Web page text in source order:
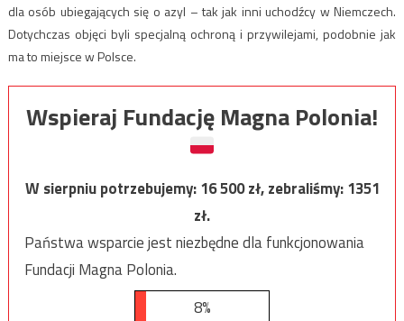
dla osób ubiegających się o azyl – tak jak inni uchodźcy w Niemczech.
Dotychczas objęci byli specjalną ochroną i przywilejami, podobnie jak
ma to miejsce w Polsce.
Wspieraj Fundację Magna Polonia!
W sierpniu potrzebujemy:16 500zł, zebraliśmy:1351
zł.
Państwa wsparcie jest niezbędne dla funkcjonowania
Fundacji Magna Polonia.
8%